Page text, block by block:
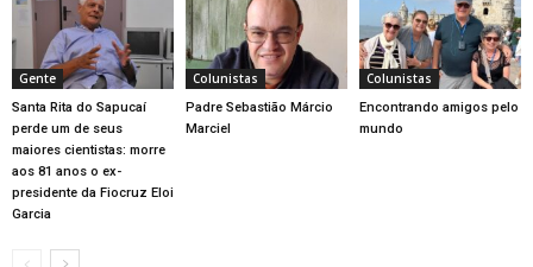
Gente
Santa Rita do Sapucaí
perde um de seus
maiores cientistas: morre
aos 81 anos o ex-
presidente da Fiocruz Eloi
Garcia
Colunistas
Padre Sebastião Márcio
Marciel
Colunistas
Encontrando amigos pelo
mundo